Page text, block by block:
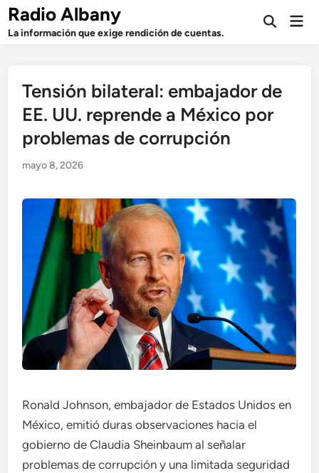
Saltar
contenido
Radio Albany
La información que exige rendición de cuentas.
Abrir
Tensión bilateral: embajador de
EE. UU. reprende a México por
problemas de corrupción
mayo 8, 2026
Ronald Johnson, embajador de Estados Unidos en
México, emitió duras observaciones hacia el
gobierno de Claudia Sheinbaum al señalar
problemas de corrupción y una limitada seguridad